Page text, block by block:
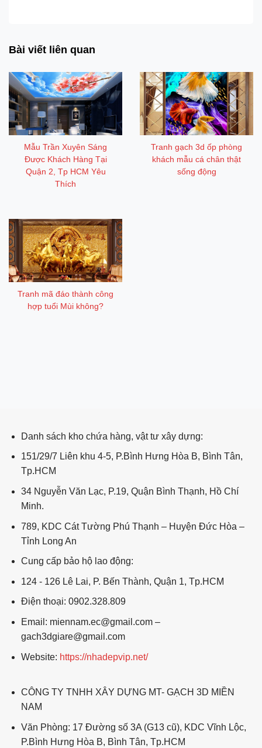
Bài viết liên quan
Mẫu Trần Xuyên Sáng
Được Khách Hàng Tại
Quận 2, Tp HCM Yêu
Thích
Tranh gạch 3d ốp phòng
khách mẫu cá chân thật
sống động
Tranh mã đáo thành công
hợp tuổi Mùi không?
Danh sách kho chứa hàng, vật tư xây dựng:
151/29/7 Liên khu 4-5, P.Bình Hưng Hòa B, Bình Tân,
Tp.HCM
34 Nguyễn Văn Lạc, P.19, Quận Bình Thạnh, Hồ Chí
Minh.
789, KDC Cát Tường Phú Thạnh – Huyện Đức Hòa –
Tỉnh Long An
Cung cấp bảo hộ lao động:
124 - 126 Lê Lai, P. Bến Thành, Quận 1, Tp.HCM
Điện thoại: 0902.328.809
Email: miennam.ec@gmail.com –
gach3dgiare@gmail.com
Website: https://nhadepvip.net/
CÔNG TY TNHH XÂY DỰNG MT- GẠCH 3D MIỀN
NAM
Văn Phòng: 17 Đường số 3A (G13 cũ), KDC Vĩnh Lộc,
P.Bình Hưng Hòa B, Bình Tân, Tp.HCM